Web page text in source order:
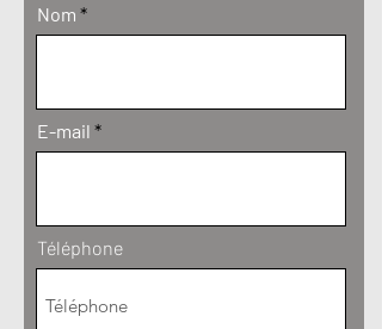
Nom
E-mail
Téléphone